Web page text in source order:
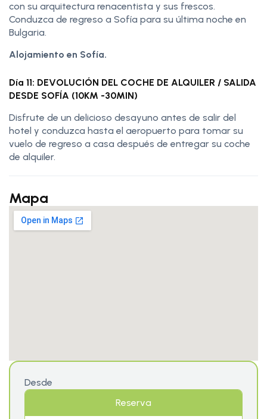
con su arquitectura renacentista y sus frescos.
Conduzca de regreso a Sofía para su última noche en
Bulgaria.
Alojamiento en Sofía.
Día 11: DEVOLUCIÓN DEL COCHE DE ALQUILER / SALIDA
DESDE SOFÍA (10KM -30MIN)
Disfrute de un delicioso desayuno antes de salir del
hotel y conduzca hasta el aeropuerto para tomar su
vuelo de regreso a casa después de entregar su coche
de alquiler.
Mapa
Desde
Reserva